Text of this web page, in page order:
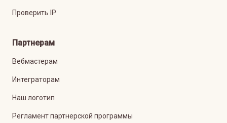
Проверить IP
Партнерам
Вебмастерам
Интеграторам
Наш логотип
Регламент партнерской программы